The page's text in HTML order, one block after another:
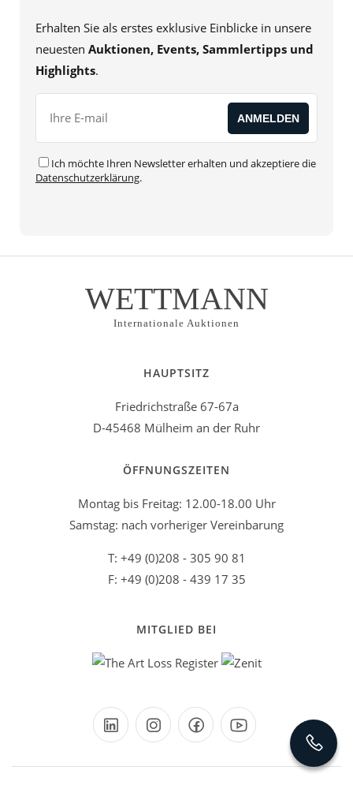
Erhalten Sie als erstes exklusive Einblicke in unsere
neuesten Auktionen, Events, Sammlertipps und
Highlights.
Ich möchte Ihren Newsletter erhalten und akzeptiere die
Datenschutzerklärung.
WETTMANN
Internationale Auktionen
HAUPTSITZ
Friedrichstraße 67-67a
D-45468 Mülheim an der Ruhr
ÖFFNUNGSZEITEN
Montag bis Freitag: 12.00-18.00 Uhr
Samstag: nach vorheriger Vereinbarung
T: +49 (0)208 - 305 90 81
F: +49 (0)208 - 439 17 35
MITGLIED BEI